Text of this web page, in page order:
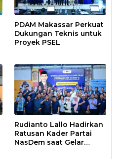
PDAM Makassar Perkuat
Dukungan Teknis untuk
Proyek PSEL
Rudianto Lallo Hadirkan
Ratusan Kader Partai
NasDem saat Gelar